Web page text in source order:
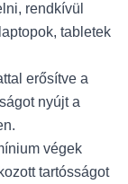
rendkívül
tabletek
erősítve a
nyújt a
végek
tartósságot